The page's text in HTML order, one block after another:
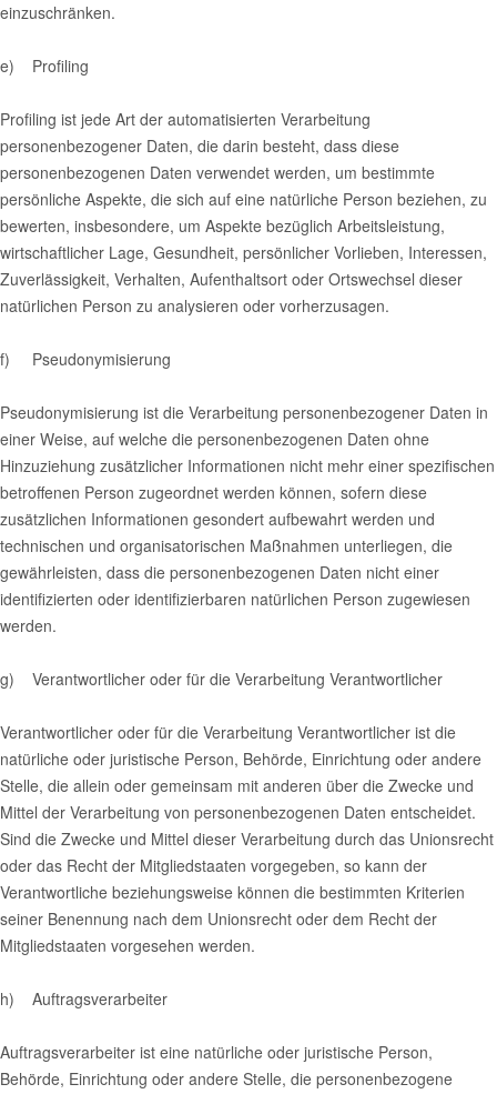
einzuschränken.
e) Profiling
Profiling ist jede Art der automatisierten Verarbeitung
personenbezogener Daten, die darin besteht, dass diese
personenbezogenen Daten verwendet werden, um bestimmte
persönliche Aspekte, die sich auf eine natürliche Person beziehen, zu
bewerten, insbesondere, um Aspekte bezüglich Arbeitsleistung,
wirtschaftlicher Lage, Gesundheit, persönlicher Vorlieben, Interessen,
Zuverlässigkeit, Verhalten, Aufenthaltsort oder Ortswechsel dieser
natürlichen Person zu analysieren oder vorherzusagen.
f) Pseudonymisierung
Pseudonymisierung ist die Verarbeitung personenbezogener Daten in
einer Weise, auf welche die personenbezogenen Daten ohne
Hinzuziehung zusätzlicher Informationen nicht mehr einer spezifischen
betroffenen Person zugeordnet werden können, sofern diese
zusätzlichen Informationen gesondert aufbewahrt werden und
technischen und organisatorischen Maßnahmen unterliegen, die
gewährleisten, dass die personenbezogenen Daten nicht einer
identifizierten oder identifizierbaren natürlichen Person zugewiesen
werden.
g) Verantwortlicher oder für die Verarbeitung Verantwortlicher
Verantwortlicher oder für die Verarbeitung Verantwortlicher ist die
natürliche oder juristische Person, Behörde, Einrichtung oder andere
Stelle, die allein oder gemeinsam mit anderen über die Zwecke und
Mittel der Verarbeitung von personenbezogenen Daten entscheidet.
Sind die Zwecke und Mittel dieser Verarbeitung durch das Unionsrecht
oder das Recht der Mitgliedstaaten vorgegeben, so kann der
Verantwortliche beziehungsweise können die bestimmten Kriterien
seiner Benennung nach dem Unionsrecht oder dem Recht der
Mitgliedstaaten vorgesehen werden.
h) Auftragsverarbeiter
Auftragsverarbeiter ist eine natürliche oder juristische Person,
Behörde, Einrichtung oder andere Stelle, die personenbezogene